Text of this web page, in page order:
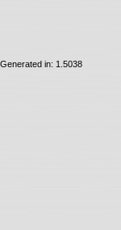
Generated in: 1.5038